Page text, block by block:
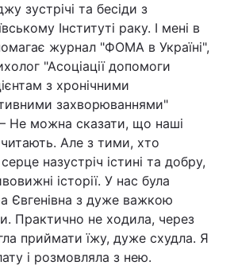
зустрічі та бесіди з
Інституті раку. І мені в
журнал "ФОМА в Україні",
"Асоціації допомоги
з хронічними
захворюваннями"
Не можна сказати, що наші
читають. Але з тими, хто
назустріч істині та добру,
історії. У нас була
Євгенівна з дуже важкою
Практично не ходила, через
приймати їжу, дуже схудла. Я
і розмовляла з нею.